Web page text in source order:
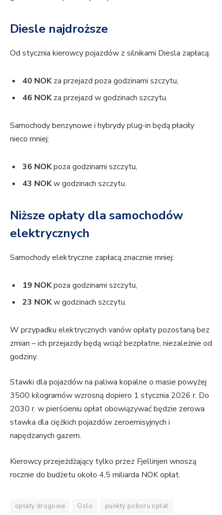
Diesle najdroższe
Od stycznia kierowcy pojazdów z silnikami Diesla zapłacą:
40 NOKza przejazd poza godzinami szczytu,
46 NOKza przejazd w godzinach szczytu.
Samochody benzynowe i hybrydy plug-in będą płaciły
nieco mniej:
36 NOKpoza godzinami szczytu,
43 NOKw godzinach szczytu.
Niższe opłaty dla samochodów
elektrycznych
Samochody elektryczne zapłacą znacznie mniej:
19 NOKpoza godzinami szczytu,
23 NOKw godzinach szczytu.
W przypadku elektrycznych vanów opłaty pozostaną bez
zmian – ich przejazdy będą wciąż bezpłatne, niezależnie od
godziny.
Stawki dla pojazdów na paliwa kopalne o masie powyżej
3500 kilogramów wzrosną dopiero 1 stycznia 2026 r. Do
2030 r. w pierścieniu opłat obowiązywać będzie zerowa
stawka dla ciężkich pojazdów zeroemisyjnych i
napędzanych gazem.
Kierowcy przejeżdżający tylko przez Fjellinjen wnoszą
rocznie do budżetu około 4,5 miliarda NOK opłat.
opłaty drogowe Oslo punkty poboru opłat